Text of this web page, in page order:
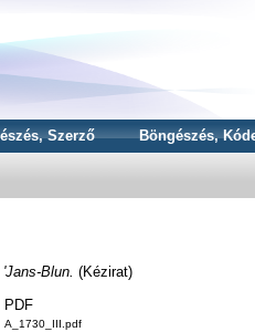
Szerző Böngészés,
'Jans-Blun. (Kézirat)
PDF
A_1730_III.pdf